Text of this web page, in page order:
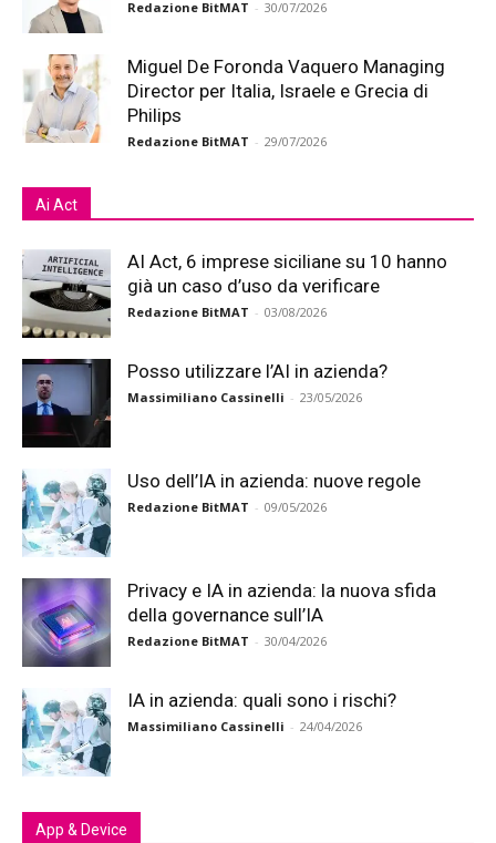
Redazione BitMAT - 30/07/2026
Miguel De Foronda Vaquero Managing
Director per Italia, Israele e Grecia di
Philips
Redazione BitMAT - 29/07/2026
Ai Act
AI Act, 6 imprese siciliane su 10 hanno
già un caso d’uso da verificare
Redazione BitMAT - 03/08/2026
Posso utilizzare l’AI in azienda?
Massimiliano Cassinelli - 23/05/2026
Uso dell’IA in azienda: nuove regole
Redazione BitMAT - 09/05/2026
Privacy e IA in azienda: la nuova sfida
della governance sull’IA
Redazione BitMAT - 30/04/2026
IA in azienda: quali sono i rischi?
Massimiliano Cassinelli - 24/04/2026
App & Device